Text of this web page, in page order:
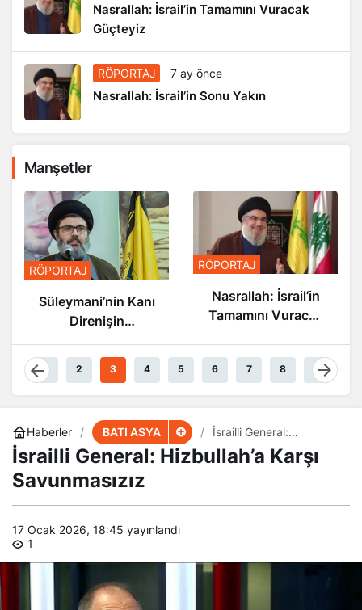
Nasrallah: İsrail’in Tamamını Vuracak
Güçteyiz
RÖPORTAJ 7 ay önce
Nasrallah: İsrail’in Sonu Yakın
Manşetler
RÖPORTAJ
Süleymani’nin Kanı
Direnişin
Akıyor
RÖPORTAJ
Nasrallah: İsrail’in
Tamamını Vuracak
1 2 3 4 5 6 7 8 9
Haberler BATI ASYA
İsrailli General:
Hizbullah’a Karşı
Savunmasızız
İsrailli General: Hizbullah’a Karşı
Savunmasızız
17 Ocak 2026, 18:45 yayınlandı
1